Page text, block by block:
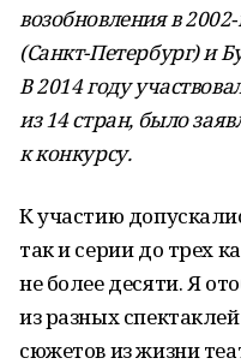
возобновления в
(Санкт-Петербург) и
В 2014 году
из 14 стран, было
к конкурсу.
К участию
так и серии до трех
не более десяти. Я
из разных
сюжетов из жизни